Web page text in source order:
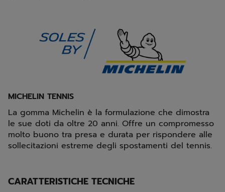
MICHELIN TENNIS
La gomma Michelin è la formulazione che dimostra
le sue doti da oltre 20 anni. Offre un compromesso
molto buono tra presa e durata per rispondere alle
sollecitazioni estreme degli spostamenti del tennis.
CARATTERISTICHE TECNICHE